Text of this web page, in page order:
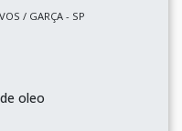
/ GARÇA - SP
oleo